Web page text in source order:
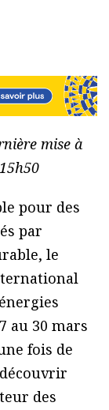
mise à
pour des
par
le
au 30 mars
fois de
des